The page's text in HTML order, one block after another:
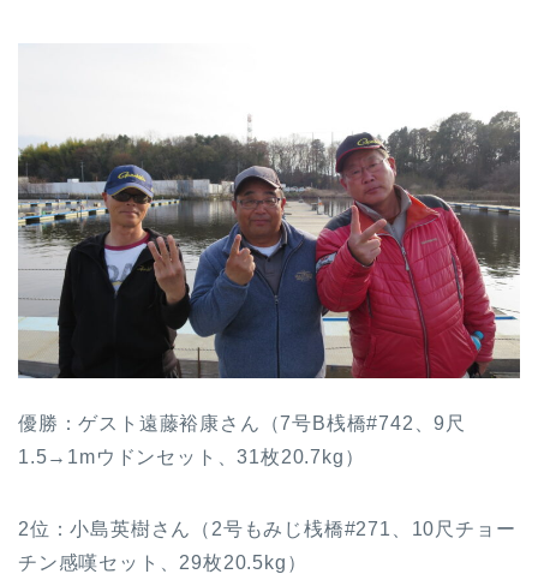
優勝：ゲスト遠藤裕康さん（7号B桟橋#742、9尺
1.5→1mウドンセット、31枚20.7kg）
2位：小島英樹さん（2号もみじ桟橋#271、10尺チョー
チン感嘆セット、29枚20.5kg）